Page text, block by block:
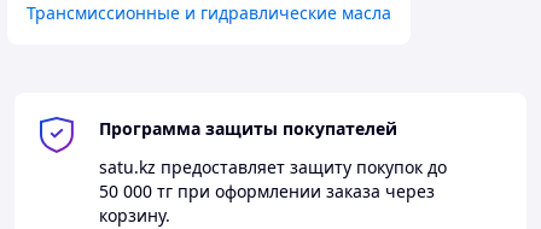
Трансмиссионные и гидравлические масла
Программа защиты покупателей
satu.kz предоставляет защиту покупок до
50 000 тг при оформлении заказа через
корзину.